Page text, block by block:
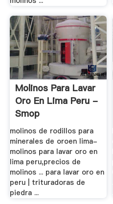
Molinos Para Lavar
Oro En Lima Peru -
Smop
molinos de rodillos para
minerales de oroen lima-
molinos para lavar oro en
lima peru,precios de
molinos ... para lavar oro en
peru | trituradoras de
piedra ...